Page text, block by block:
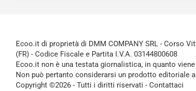
Ecoo.it di proprietà di DMM COMPANY SRL - Corso
(FR) - Codice Fiscale e Partita I.V.A. 03144800608
Ecoo.it non è una testata giornalistica, in quanto
Non può pertanto considerarsi un prodotto editoriale
Copyright ©2026 - Tutti i diritti riservati - Contattaci